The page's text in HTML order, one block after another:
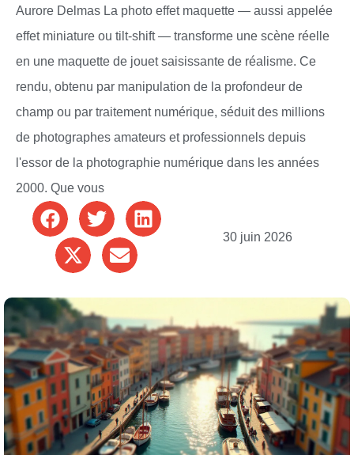
Aurore Delmas La photo effet maquette — aussi appelée
effet miniature ou tilt-shift — transforme une scène réelle
en une maquette de jouet saisissante de réalisme. Ce
rendu, obtenu par manipulation de la profondeur de
champ ou par traitement numérique, séduit des millions
de photographes amateurs et professionnels depuis
l'essor de la photographie numérique dans les années
2000. Que vous
30 juin 2026